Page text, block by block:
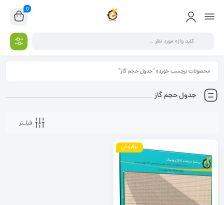
0
محصولات برچسب خورده “جدول حجم گاز”
جدول حجم گاز
فیلـتر
پرفروش